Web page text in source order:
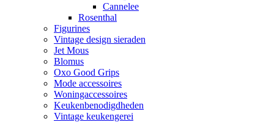
Cannelee
Rosenthal
Figurines
Vintage design sieraden
Jet Mous
Blomus
Oxo Good Grips
Mode accessoires
Woningaccessoires
Keukenbenodigdheden
Vintage keukengerei